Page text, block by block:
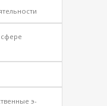
сфере
э-